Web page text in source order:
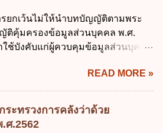
บในการบริหารจัดการข้อมูลของ
นของรัฐ ง. กำหนดกรอบและทิศทาง
รงานภาครัฐและการจัดทำบริการ
ะในรูปแบบดิจิทัล ข้อ 4 กรรมการ
บาลดิจิทัลโดยตำแหน่ง ม...
กที่สอบได้ชั้นปีที่ 9 ของการศึกษา
บแล้ว 2. ผู้ปกครอง คือ 2.1 บิดา
บิดาหรือมารดา ซึ่งเป็นผู้ใช้
ยแพ่งและพาณิชย์ 2.4 บุคคลที่เด็ก
นประจำหรือที่เด็กอยู่รับใช้การงาน
องดังกล่าว มีหน้าที่ ส่งเด็กเข้าเรียน
กษาในวันแรกของการเปิดเรียนภาค
รยกเว้นไม่ให้นำบทบัญญัติตามพระ
ติคุ้มครองข้อมูลส่วนบุคคล พ.ศ.
ใช้บังคับแก่ผู้ควบคุมข้อมูลส่วนบุคคล
าชกำหนด ค. พระราชกฤษฎีกา ง. กฎ
ข้อ 2 กฎหมายตามข้อ 1 กำหนด
นและกิจการใดที่ผู้ควบคุมข้อมูลส่วน
READ MORE »
ระทรวงการคลังว่าด้วย
ศ.2562